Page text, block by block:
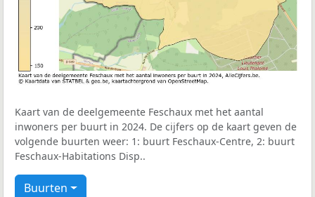
Kaart van de deelgemeente Feschaux met het aantal
inwoners per buurt in 2024. De cijfers op de kaart geven de
volgende buurten weer: 1: buurt Feschaux-Centre, 2: buurt
Feschaux-Habitations Disp..
Buurten